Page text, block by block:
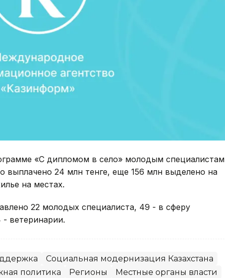
«С дипломом в село» молодым специалистам
выплачено 24 млн тенге, еще 156 млн выделено на
на местах.
22 молодых специалиста, 49 - в сферу
- ветеринарии.
Социальная модернизация Казахстана
политика Регионы
Местные органы власти